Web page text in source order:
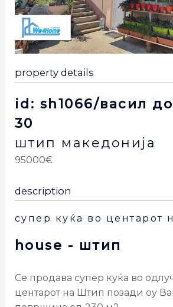
property details
id: sh1066/васил
30
штип македонија
95000€
description
супер куќа во центарот
house - штип
Се продава супер куќа во
центарот на Штип позади оу